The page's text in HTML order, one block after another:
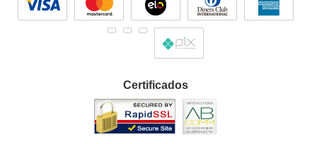
Certificados